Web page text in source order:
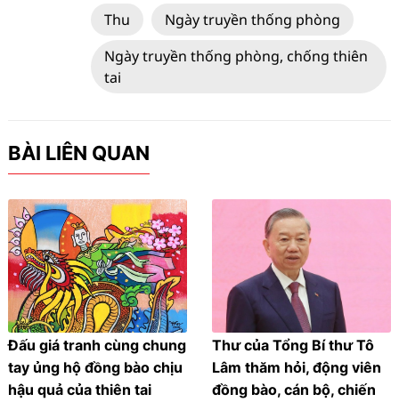
Thu
Ngày truyền thống phòng
Ngày truyền thống phòng, chống thiên
tai
BÀI LIÊN QUAN
Đấu giá tranh cùng chung
tay ủng hộ đồng bào chịu
hậu quả của thiên tai
Thư của Tổng Bí thư Tô
Lâm thăm hỏi, động viên
đồng bào, cán bộ, chiến